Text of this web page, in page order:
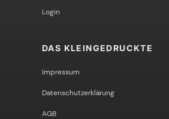
Login
DAS KLEINGEDRUCKTE
Impressum
Datenschutzerklärung
AGB